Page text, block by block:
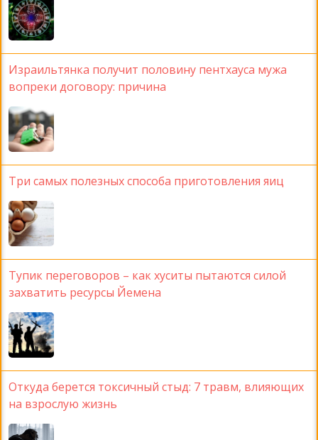
Израильтянка получит половину пентхауса мужа
вопреки договору: причина
Три самых полезных способа приготовления яиц
Тупик переговоров – как хуситы пытаются силой
захватить ресурсы Йемена
Откуда берется токсичный стыд: 7 травм, влияющих
на взрослую жизнь